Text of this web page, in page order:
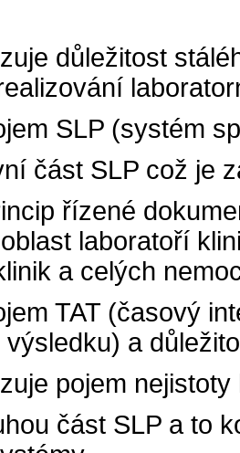
důležitost
SLP (systém
část SLP což je
řízené
laboratoří
a celých
TAT (časový
a
pojem
část SLP a to